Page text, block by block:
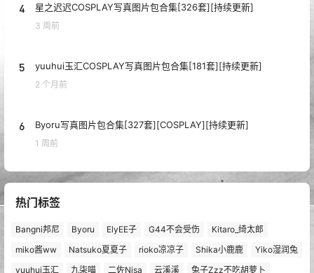
4 星之迟迟COSPLAY写真图片包合集[326套][持续更新]
3 周前
5 yuuhui玉汇COSPLAY写真图片包合集[181套][持续更新]
2 个月前
6 Byoru写真图片包合集[327套][COSPLAY][持续更新]
1 周前
热门标签
Bangni邦尼 Byoru ElyEE子 G44不会受伤
Kitaro_绮太郎
miko酱ww
Natsuko夏夏子 rioko凉凉子 Shika小鹿鹿
Yiko湿润兔
yuuhui玉汇
九柒喵 二佐Nisa 云溪溪 兔子Zzz不吃胡萝卜